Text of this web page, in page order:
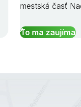
mestská časť
To ma zaujíma